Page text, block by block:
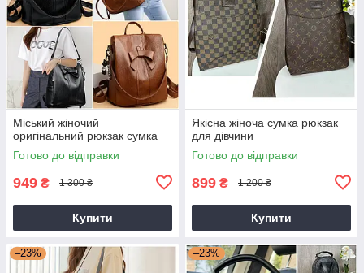
Міський жіночий
оригінальний рюкзак сумка
Готово до відправки
949 ₴ 1 300 ₴
Купити
Якісна жіноча сумка рюкзак
для дівчини
Готово до відправки
899 ₴ 1 200 ₴
Купити
–23% –23%